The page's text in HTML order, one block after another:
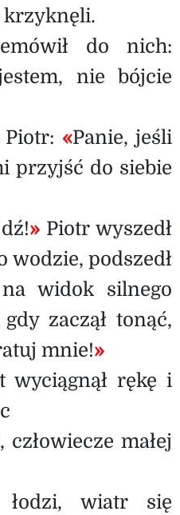
krzyknęli.
do nich:
nie bójcie
Piotr: «Panie, jeśli
przyjść do siebie
»Piotr wyszedł
wodzie, podszedł
widok silnego
zaczął tonąć,
mnie!»
wyciągnął rękę i
człowiecze małej
wiatr się